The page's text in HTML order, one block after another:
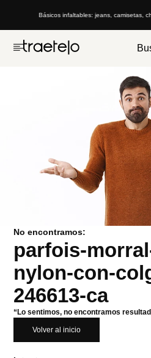
Básicos infaltables: jeans, camisetas,
No encontramos:
parfois-
nylon-con-
246613-ca
“Lo sentimos, no encontramos
Volver al inicio